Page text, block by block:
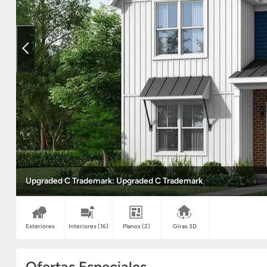
Upgraded C Trademark: Upgraded C Trademark
Exteriores Interiores(16) Planos(2) Giras 3D